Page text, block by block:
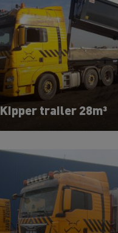
Kipper trailer 28m³